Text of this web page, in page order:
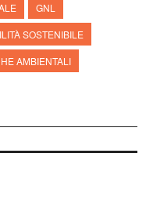
GNL
SOSTENIBILE
AMBIENTALI